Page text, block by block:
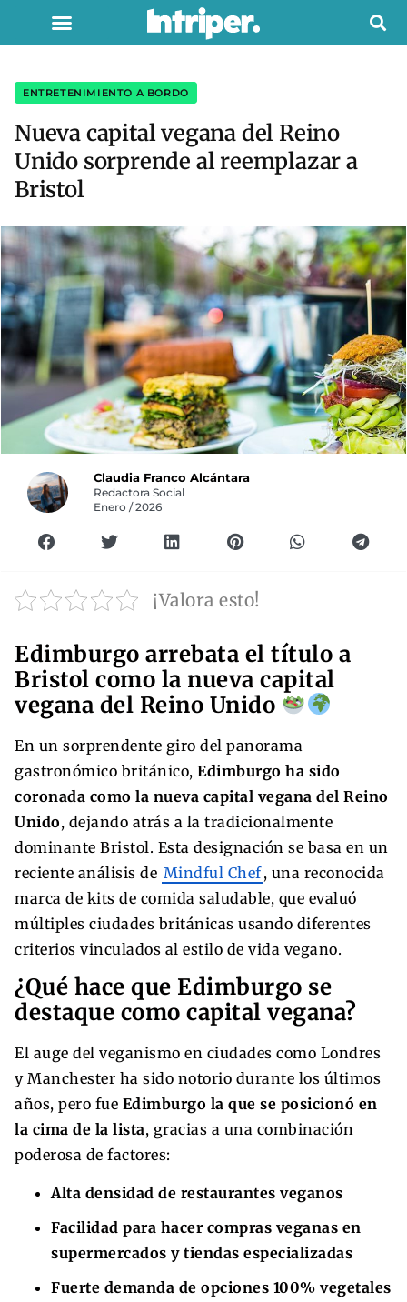
ENTRETENIMIENTO A BORDO
Nueva capital vegana del Reino
Unido sorprende al reemplazar a
Bristol
Claudia Franco Alcántara
Redactora Social
Enero / 2026
¡Valora esto!
Edimburgo arrebata el título a
Bristol como la nueva capital
vegana del Reino Unido
En un sorprendente giro del panorama
gastronómico británico, Edimburgo ha sido
coronada como la nueva capital vegana del Reino
Unido, dejando atrás a la tradicionalmente
dominante Bristol. Esta designación se basa en un
reciente análisis de Mindful Chef, una reconocida
marca de kits de comida saludable, que evaluó
múltiples ciudades británicas usando diferentes
criterios vinculados al estilo de vida vegano.
¿Qué hace que Edimburgo se
destaque como capital vegana?
El auge del veganismo en ciudades como Londres
y Manchester ha sido notorio durante los últimos
años, pero fue Edimburgo la que se posicionó en
la cima de la lista, gracias a una combinación
poderosa de factores:
Alta densidad de restaurantes veganos
Facilidad para hacer compras veganas en
supermercados y tiendas especializadas
Fuerte demanda de opciones 100% vegetales